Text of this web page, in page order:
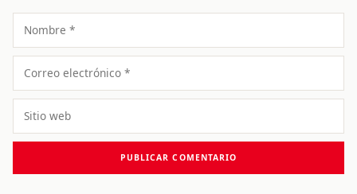
Nombre
Correo
electrónico
Sitio
web